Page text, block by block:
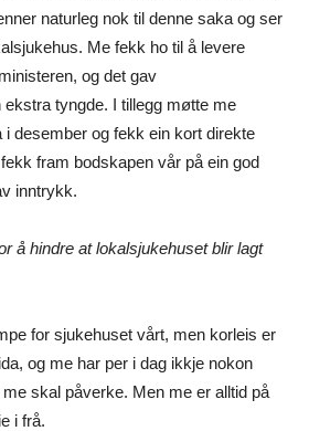
naturleg nok til denne saka og ser
Me fekk ho til å levere
og det gav
tyngde. I tillegg møtte me
i desember og fekk ein kort direkte
fram bodskapen vår på ein god
inntrykk.
å hindre at lokalsjukehuset blir lagt
for sjukehuset vårt, men korleis er
og me har per i dag ikkje nokon
skal påverke. Men me er alltid på
i frå.